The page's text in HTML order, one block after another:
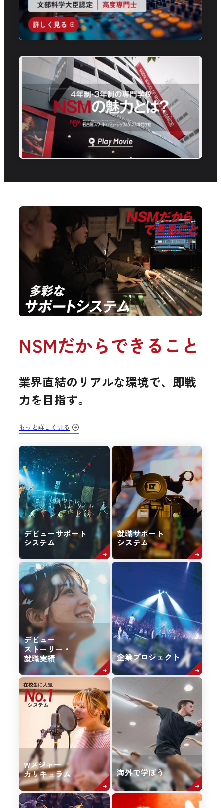
NSMだからできること
業界直結のリアルな環境で、即戦
力を目指す。
もっと詳しく見る
デビューサポート
システム
就職サポート
システム
デビュー
ストーリー・
就職実績 企業プロジェクト
Wメジャー
カリキュラム 海外で学ぼう